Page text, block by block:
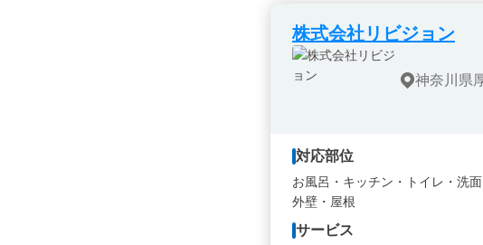
株式会社リビジョン
神奈川県
対応部位
お風呂・ キッチン・ トイレ・ 洗面
外壁・ 屋根
サービス